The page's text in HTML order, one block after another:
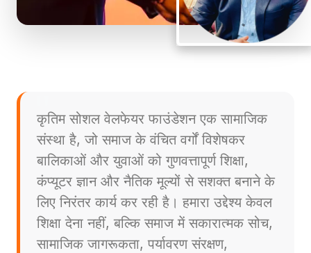
कृतिम सोशल वेलफेयर फाउंडेशन एक सामाजिक
संस्था है, जो समाज के वंचित वर्गों विशेषकर
बालिकाओं और युवाओं को गुणवत्तापूर्ण शिक्षा,
कंप्यूटर ज्ञान और नैतिक मूल्यों से सशक्त बनाने के
लिए निरंतर कार्य कर रही है। हमारा उद्देश्य केवल
शिक्षा देना नहीं, बल्कि समाज में सकारात्मक सोच,
सामाजिक जागरूकता, पर्यावरण संरक्षण,